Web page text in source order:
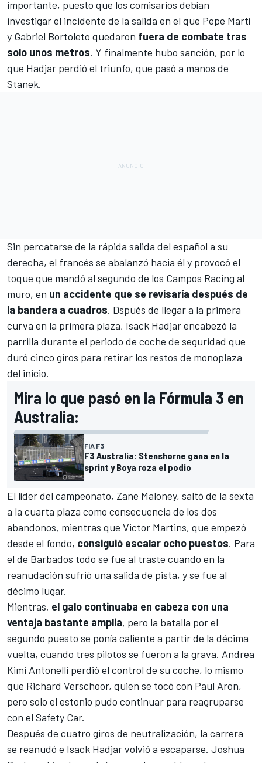
importante, puesto que los comisarios debían
investigar el incidente de la salida en el que Pepe Martí
y Gabriel Bortoleto quedaron fuera de combate tras
solo unos metros. Y finalmente hubo sanción, por lo
que Hadjar perdió el triunfo, que pasó a manos de
Stanek.
Sin percatarse de la rápida salida del español a su
derecha, el francés se abalanzó hacia él y provocó el
toque que mandó al segundo de los Campos Racing al
muro, en un accidente que se revisaría después de
la bandera a cuadros. Dspués de llegar a la primera
curva en la primera plaza, Isack Hadjar encabezó la
parrilla durante el periodo de coche de seguridad que
duró cinco giros para retirar los restos de monoplaza
del inicio.
Mira lo que pasó en la Fórmula 3 en
Australia:
FIA F3
F3 Australia: Stenshorne gana en la
sprint y Boya roza el podio
El líder del campeonato, Zane Maloney, saltó de la sexta
a la cuarta plaza como consecuencia de los dos
abandonos, mientras que Victor Martins, que empezó
desde el fondo, consiguió escalar ocho puestos. Para
el de Barbados todo se fue al traste cuando en la
reanudación sufrió una salida de pista, y se fue al
décimo lugar.
Mientras, el galo continuaba en cabeza con una
ventaja bastante amplia, pero la batalla por el
segundo puesto se ponía caliente a partir de la décima
vuelta, cuando tres pilotos se fueron a la grava. Andrea
Kimi Antonelli perdió el control de su coche, lo mismo
que Richard Verschoor, quien se tocó con Paul Aron,
pero solo el estonio pudo continuar para reagruparse
con el Safety Car.
Después de cuatro giros de neutralización, la carrera
se reanudó e Isack Hadjar volvió a escaparse. Joshua